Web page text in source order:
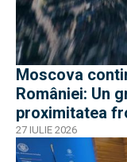
Moscova
României: Un
proximitatea
27 IULIE 2026